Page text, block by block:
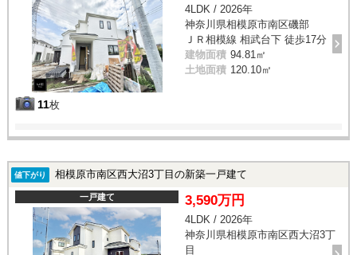
11枚
4LDK / 2026年
神奈川県相模原市南区磯部
ＪＲ相模線 相武台下 徒歩17分
建物面積 94.81㎡
土地面積 120.10㎡
値下がり 相模原市南区西大沼3丁目の新築一戸建て
一戸建て 3,590万円
4LDK / 2026年
神奈川県相模原市南区西大沼3丁
目